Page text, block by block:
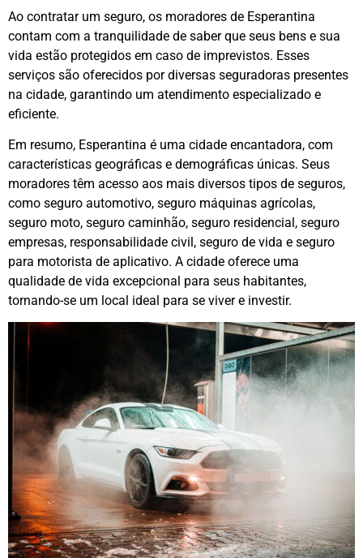
Ao contratar um seguro, os moradores de Esperantina
contam com a tranquilidade de saber que seus bens e sua
vida estão protegidos em caso de imprevistos. Esses
serviços são oferecidos por diversas seguradoras presentes
na cidade, garantindo um atendimento especializado e
eficiente.
Em resumo, Esperantina é uma cidade encantadora, com
características geográficas e demográficas únicas. Seus
moradores têm acesso aos mais diversos tipos de seguros,
como seguro automotivo, seguro máquinas agrícolas,
seguro moto, seguro caminhão, seguro residencial, seguro
empresas, responsabilidade civil, seguro de vida e seguro
para motorista de aplicativo. A cidade oferece uma
qualidade de vida excepcional para seus habitantes,
tornando-se um local ideal para se viver e investir.